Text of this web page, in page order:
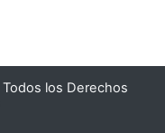
los Derechos